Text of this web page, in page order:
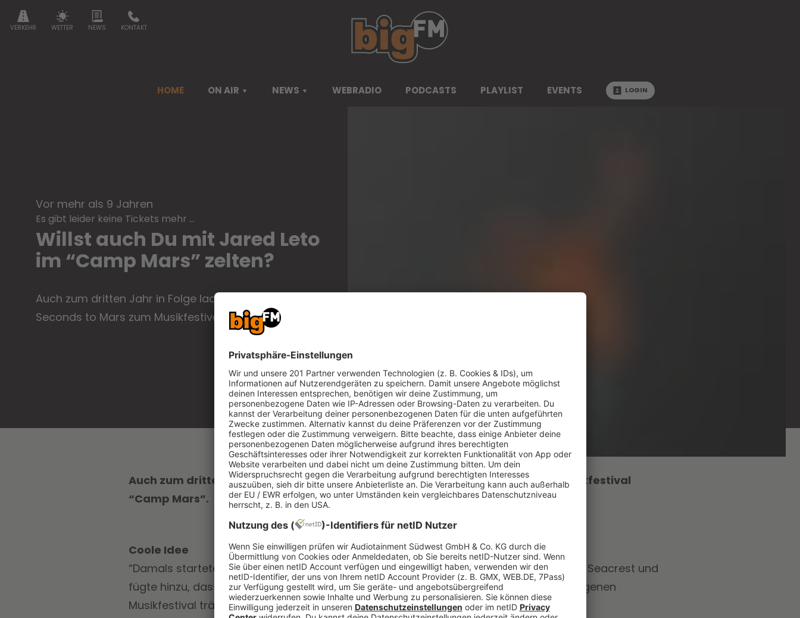
VERKEHR WETTER NEWS KONTAKT
HOME ON AIR NEWS WEBRADIO PODCASTS PLAYLIST EVENTS LOGIN
vor mehr als 9 Jahren
Es gibt leider keine Tickets mehr ...
Willst auch Du mit Jared Leto
im “Camp Mars” zelten?
Auch zum dritten Jahr in Folge laden die Jungs von 30
Seconds to Mars zum Musikfestival “Camp Mars”.
Auch zum dritten Jahr in Folge laden die Jungs von 30 Seconds to Mars zum Musikfestival
“Camp Mars”.
Coole Idee
“Damals startete alles mit einem Witz”, erklärte Jared Letoin einem Interview mit Ryan Seacrest und
fügte hinzu, dass sie sich im Proberaum zusammengefunden hatten und von ihrem eigenen
Musikfestival träumten.